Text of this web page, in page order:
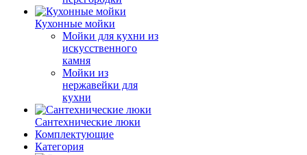
Кухонные мойки
Мойки для кухни из
искусственного
камня
Мойки из
нержавейки для
кухни
Сантехнические люки
Комплектующие
Категория